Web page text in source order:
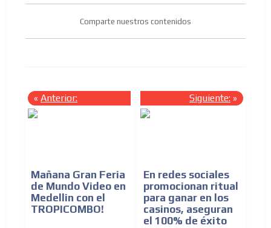
Comparte nuestros contenidos
« Anterior:
Mañana Gran Feria
de Mundo Video en
Medellin con el
TROPICOMBO!
Siguiente: »
En redes sociales
promocionan ritual
para ganar en los
casinos, aseguran
el 100% de éxito